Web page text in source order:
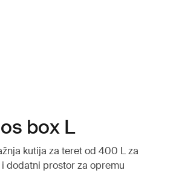
box L
kutija za teret od 400 L za
dodatni prostor za opremu